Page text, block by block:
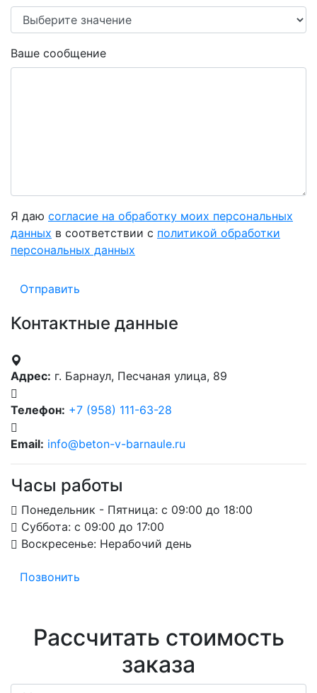
Ваше сообщение
Я даю согласие на обработку моих персональных
данных в соответствии с политикой обработки
персональных данных
Отправить
Контактные данные
Адрес: г. Барнаул, Песчаная улица, 89
Телефон: +7 (958) 111-63-28
Email: info@beton-v-barnaule.ru
Часы работы
Понедельник - Пятница: с 09:00 до 18:00
Суббота: с 09:00 до 17:00
Воскресенье: Нерабочий день
Позвонить
Рассчитать стоимость
заказа